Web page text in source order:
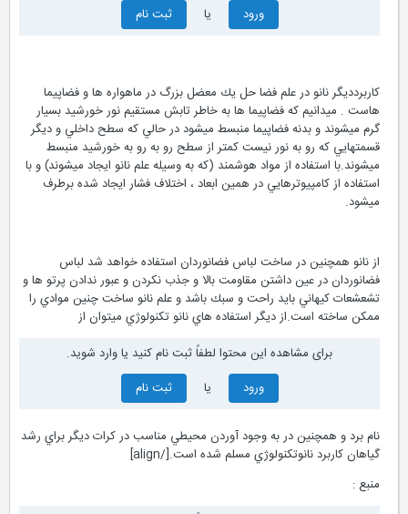
ورود
ثبت نام
كاربردديگر نانو در علم فضا حل يك معضل بزرگ در ماهواره ها و فضاپيما
هاست . ميدانيم كه فضاپيما ها به خاطر تابش مستقيم نور خورشيد بسيار
گرم ميشوند و بدنه فضاپيما منبسط ميشود در حالي كه سطح داخلي و ديگر
قسمتهايي كه رو به نور نيست كمتر از سطح رو به رو به خورشيد منبسط
ميشوند.با استفاده از مواد هوشمند (كه به وسيله علم نانو ايجاد ميشوند) و با
استفاده از كامپيوترهايي در همين ابعاد ، اختلاف فشار ايجاد شده برطرف
ميشود.
از نانو همچنين در ساخت لباس فضانوردان استفاده خواهد شد لباس
فضانوردان در عين داشتن مقاومت بالا و جذب نكردن و عبور ندادن پرتو ها و
تشعشعات كيهاني بايد راحت و سبك باشد و علم نانو ساخت چنين موادي را
ممكن ساخته است.از ديگر استفاده هاي نانو تكنولوژي ميتوان از
برای مشاهده این محتوا لطفاً ثبت نام کنید یا وارد شوید.
ورود
ثبت نام
نام برد و همچنين در به وجود آوردن محيطي مناسب در كرات ديگر براي رشد
گياهان كاربرد نانوتكنولوژي مسلم شده است.[/align]
منبع :